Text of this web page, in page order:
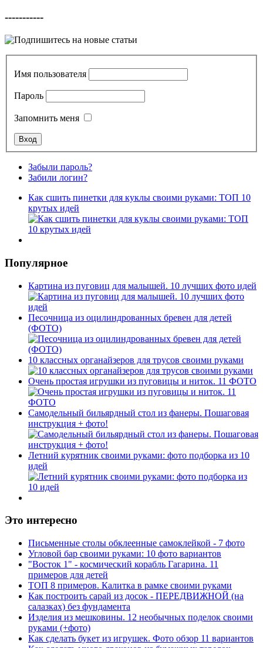
-----------
Имя пользователя
Пароль
Запомнить меня
Забыли пароль?
Забили логин?
Как сшить пинетки для куклы своими руками: ТОП 10
крутых идей
Популярное
Картина из пуговиц для малышей. 10 лучших фото идей
Песочница из оцилиндрованных бревен для детей
(ФОТО)
10 классных органайзеров для трусов своими руками
Очень простая игрушки из пуговицы и ниток. 11 ФОТО
Самодельный бильярдный стол из фанеры. Пошаговая
инструкция + фото!
Летний курятник своими руками: фото подборка из 10
идей
Это интересно
Письменные столы обклеенные самоклейкой - 7 фото
Угловой бар своими руками: 10 фото вариантов
"Восток 1" - космический корабль Гагарина. 11
примеров для детей
ТОП 8 примеров. Калитка в рамке своими руками
Как построить сарай из досок - ПЕРЕДВИЖНОЙ (на
салазках) без фундамента
Изделия из мешковины. 12 необычных поделок своими
руками (+фото)
Как сделать букет из игрушек. Фото обзор 11 вариантов